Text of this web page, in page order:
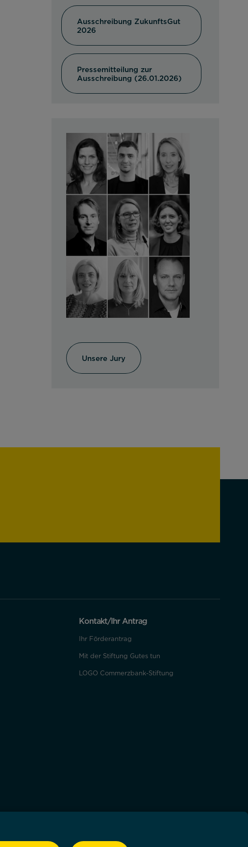
Ausschreibung ZukunftsGut
2026
Pressemitteilung zur
Ausschreibung (26.01.2026)
Unsere Jury
Kontakt/Ihr Antrag
Ihr Förderantrag
Mit der Stiftung Gutes tun
LOGO Commerzbank-Stiftung